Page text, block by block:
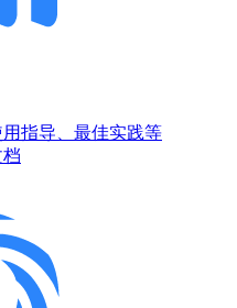
指导、最佳实践等